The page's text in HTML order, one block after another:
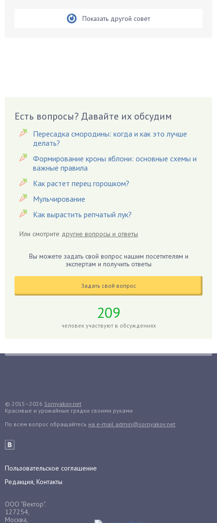
Вишня
Вредители
Гардения
Гацания
Гвоздики
Георгины
Герань
Гиацинт
Гиппеаструм
Годжи
Голубика
Гуава
Гузмания
Дайкон
Дендробиум
Денежное дерево
Драцена
Показать другой совет
Есть вопросы? Давайте их обсудим
Пересадка смородины: когда и как это лучше
делать?
Формирование кроны яблони: основные схемы и
важные правила
Как растет перец горошком?
Мульчирование
Как вырастить репчатый лук?
Или смотрите другие вопросы и ответы
Вы можете задать свой вопрос нашим посетителям и
экспертам и получить ответы
Задать свой вопрос
209
человек участвуют в обсуждениях
© 2015–2026 Sornyakov.net
Красивые и урожайные грядки своими руками
По всем вопрос обращайтесь на e-mail admin@sornyakov.net
Пользовательское соглашение
Редакция, Контакты
ООО "Вектор".
127254,
Москва,